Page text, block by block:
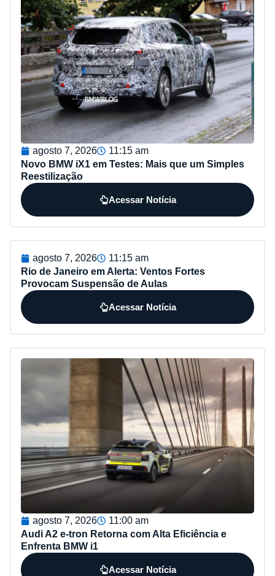
agosto 7, 2026
11:15 am
Novo BMW iX1 em Testes: Mais que um Simples
Reestilização
Acessar Notícia
agosto 7, 2026
11:15 am
Rio de Janeiro em Alerta: Ventos Fortes
Provocam Suspensão de Aulas
Acessar Notícia
agosto 7, 2026
11:00 am
Audi A2 e-tron Retorna com Alta Eficiência e
Enfrenta BMW i1
Acessar Notícia